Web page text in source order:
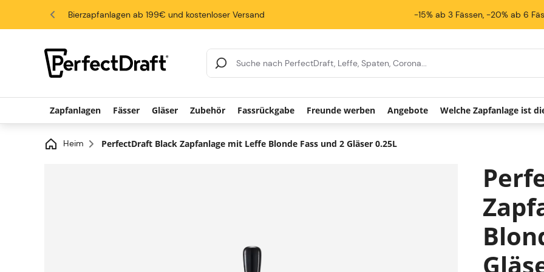
4.6/5 Bierzapfanlagen ab 199€ und kostenloser Versand -15% ab 3 Fässen, -20% ab 6
Suchergebnisse
Zapfanlagen Fässer Gläser Zubehör Fassrückgabe Freunde werben Angebote Welche Zapfanlage ist
Heim PerfectDraft Black Zapfanlage mit Leffe Blonde Fass und 2 Gläser 0.25L